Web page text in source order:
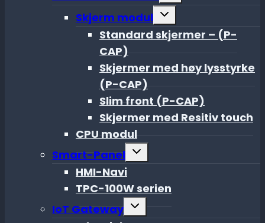
menu
Skjerm modul
Toggle
menu
Standard skjermer – (P-
CAP)
Skjermer med høy lysstyrke
(P-CAP)
Slim front (P-CAP)
Skjermer med Resitiv touch
CPU modul
Smart-Panel
Toggle
HMI-Navi
TPC-100W serien
IoT Gateway
Toggle